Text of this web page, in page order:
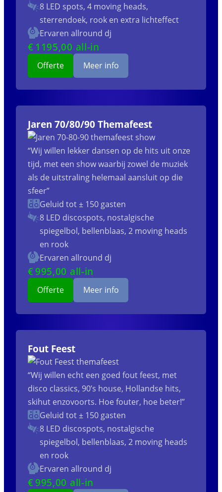
8 LED spots, 4 moving heads,
sterrendoek, rook en extra lichteffect
Ervaren allround dj
€ 1195,00 all-in
Offerte Meer info
Jaren 70/80/90 Themafeest
“Wij willen lekker dansen op de hits uit onze
tijd, met een show waarbij zowel de muziek
als de uitstraling helemaal aansluit op die
sfeer”
Geluid tot ± 150 gasten
8 LED discospots, nostalgische
spiegelbol, bellenblaas, 2 moving heads
en rook
Ervaren allround dj
€995,00 all-in
Offerte Meer info
Fout Feest
“Wij willen echt een goed fout feest, met
disco classics, 90’s house, Hollandse hits,
skihut enzovoorts. Hoe fouter, hoe beter!”
Geluid tot ± 150 gasten
8 LED discospots, nostalgische
spiegelbol, bellenblaas, 2 moving heads
en rook
Ervaren allround dj
€995,00 all-in